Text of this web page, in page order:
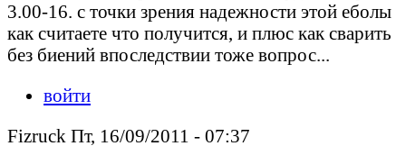
3.00-16. с точки зрения надежности этой еболы
как считаете что получится, и плюс как сварить
без биений впоследствии тоже вопрос...
войти
Fizruck Пт, 16/09/2011 - 07:37